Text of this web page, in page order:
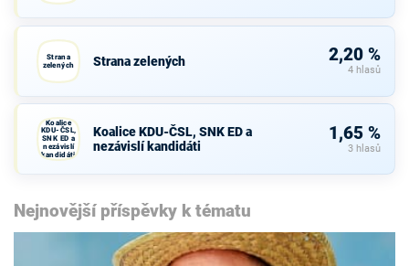
Strana
zelených
Strana zelených 2,20 %
4 hlasů
Koalice
KDU-ČSL,
SNK ED a
nezávislí
kandidáti
Koalice KDU-ČSL, SNK ED a
nezávislí kandidáti
1,65 %
3 hlasů
Nejnovější příspěvky k tématu